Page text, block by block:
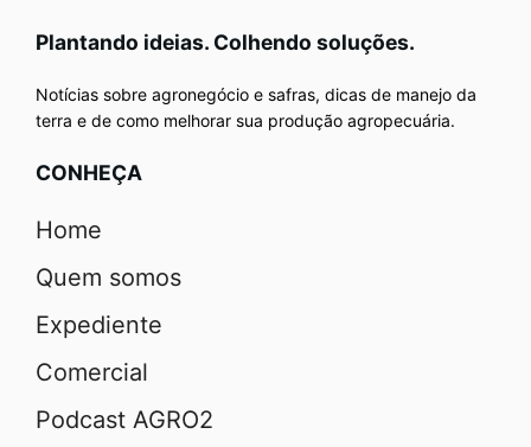
Plantando ideias. Colhendo soluções.
Notícias sobre agronegócio e safras, dicas de manejo da
terra e de como melhorar sua produção agropecuária.
CONHEÇA
Home
Quem somos
Expediente
Comercial
Podcast AGRO2